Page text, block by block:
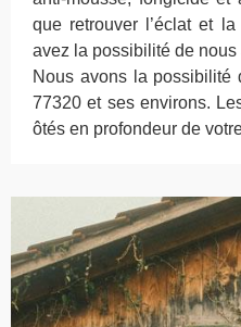
que retrouver l’éclat et
avez la possibilité de
Nous avons la possibilité
77320 et ses environs.
ôtés en profondeur de